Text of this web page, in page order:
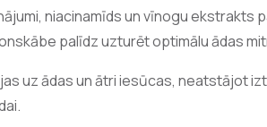
niacinamīds un vīnogu ekstrakts
palīdz uzturēt optimālu ādas
uz ādas un ātri iesūcas, neatstājot